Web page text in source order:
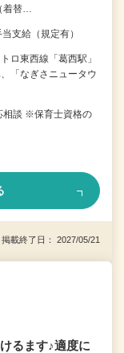
替…
支給（規定有）
ロ東西線「葛西駅」
「なぎさニュータウ
相談 ※保育士資格の
載終了日： 2027/05/21
るます♪適度に